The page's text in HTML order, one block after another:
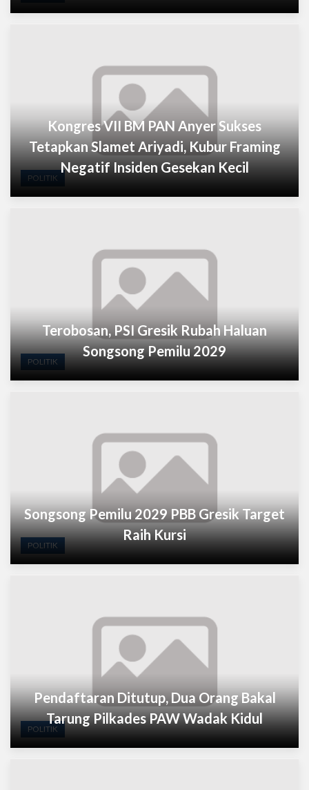
POLITIK
Kongres VII BM PAN Anyer Sukses
Tetapkan Slamet Ariyadi, Kubur Framing
Negatif Insiden Gesekan Kecil
POLITIK
Terobosan, PSI Gresik Rubah Haluan
Songsong Pemilu 2029
POLITIK
Songsong Pemilu 2029 PBB Gresik Target
Raih Kursi
POLITIK
Pendaftaran Ditutup, Dua Orang Bakal
Tarung Pilkades PAW Wadak Kidul